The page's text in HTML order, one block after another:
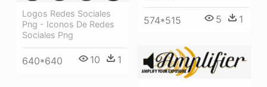
574*515 5 1
Logos Redes Sociales
Png - Iconos De Redes
Sociales Png
640*640 10 1